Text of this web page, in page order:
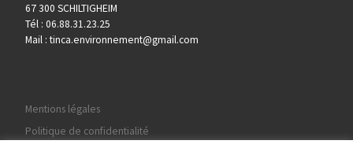
67 300 SCHILTIGHEIM
Tél : 06.88.31.23.25
Mail : tinca.environnement@gmail.com
Mentions légales
Politique de confidentialité